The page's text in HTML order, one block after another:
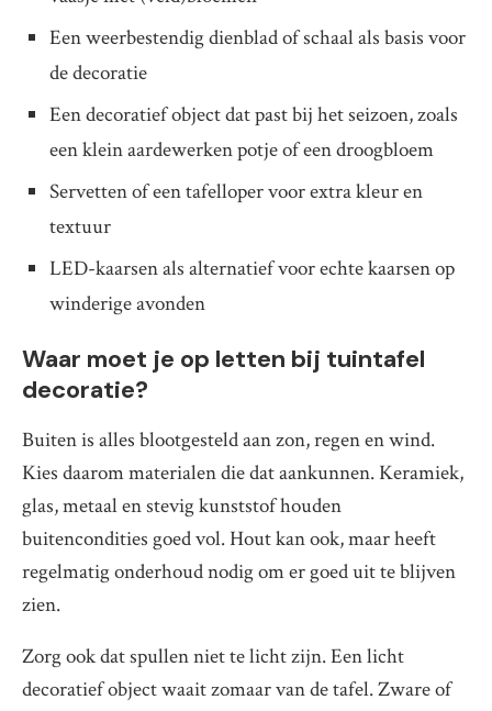
Een weerbestendig dienblad of schaal als basis voor
de decoratie
Een decoratief object dat past bij het seizoen, zoals
een klein aardewerken potje of een droogbloem
Servetten of een tafelloper voor extra kleur en
textuur
LED-kaarsen als alternatief voor echte kaarsen op
winderige avonden
Waar moet je op letten bij tuintafel
decoratie?
Buiten is alles blootgesteld aan zon, regen en wind.
Kies daarom materialen die dat aankunnen. Keramiek,
glas, metaal en stevig kunststof houden
buitencondities goed vol. Hout kan ook, maar heeft
regelmatig onderhoud nodig om er goed uit te blijven
zien.
Zorg ook dat spullen niet te licht zijn. Een licht
decoratief object waait zomaar van de tafel. Zware of